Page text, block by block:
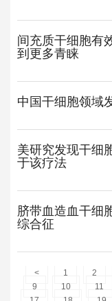
间充质干细胞有
到更多青睐
中国干细胞领域
美研究发现干细
于该疗法
脐带血造血干细
综合征
< 1 2
9
10 11